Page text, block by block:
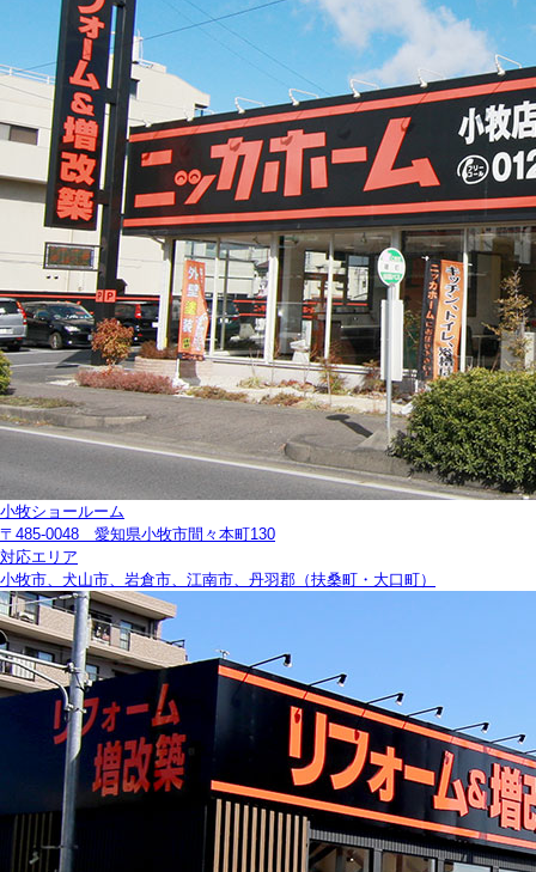
小牧ショールーム
〒485-0048 愛知県小牧市間々本町130
対応エリア
小牧市、犬山市、岩倉市、江南市、丹羽郡（扶桑町・大口町）